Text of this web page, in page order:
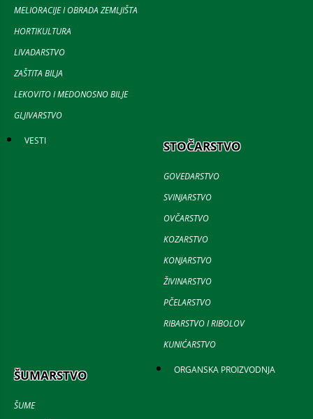
MELIORACIJE I OBRADA ZEMLJIŠTA
HORTIKULTURA
LIVADARSTVO
ZAŠTITA BILJA
LEKOVITO I MEDONOSNO BILJE
GLJIVARSTVO
VESTI STOČARSTVO
GOVEDARSTVO
SVINJARSTVO
OVČARSTVO
KOZARSTVO
KONJARSTVO
ŽIVINARSTVO
PČELARSTVO
RIBARSTVO I RIBOLOV
KUNIĆARSTVO
ŠUMARSTVO
ŠUME
ORGANSKA PROIZVODNJA